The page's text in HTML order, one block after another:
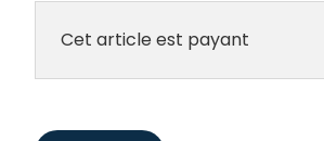
Cet article est payant